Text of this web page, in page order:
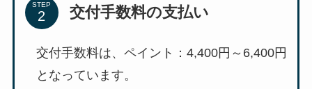
STEP 交付手数料の支払い
交付手数料は、ペイント：4,400円～6,400円
となっています。